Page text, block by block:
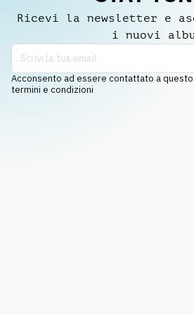
Ricevi la newsletter e
i nuovi
Acconsento ad essere contattato a
termini e condizioni